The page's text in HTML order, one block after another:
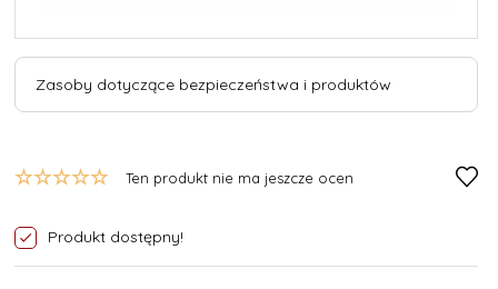
Zasoby dotyczące bezpieczeństwa i produktów
Ten produkt nie ma jeszcze ocen
Produkt dostępny!